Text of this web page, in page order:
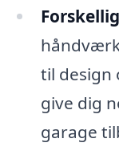
til design
give dig
garage